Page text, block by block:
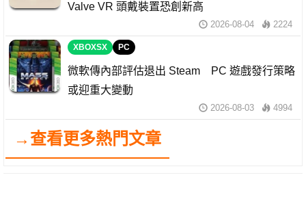
Valve VR 頭戴裝置恐創新高
2026-08-04 2224
XBOXSX PC
微軟傳內部評估退出 Steam PC 遊戲發行策略
或迎重大變動
2026-08-03 4994
→查看更多熱門文章